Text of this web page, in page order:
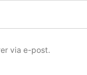
via e-post.